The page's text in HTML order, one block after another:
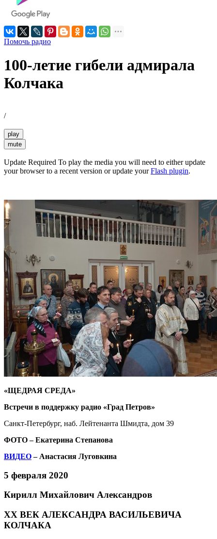
Помочь радио
100-летие гибели адмирала
Колчака
/
play
mute
Update Required To play the media you will need to either update
your browser to a recent version or update yourFlash plugin.
«ЩЕДРАЯ СРЕДА»
Встречи в поддержку радио «Град Петров»
Санкт-Петербург, наб. Лейтенанта Шмидта, дом 39
ФОТО – Екатерина Степанова
ВИДЕО– Анастасия Луговкина
5 февраля 2020
Кирилл Михайлович Александров
ХХ ВЕК АЛЕКСАНДРА ВАСИЛЬЕВИЧА
КОЛЧАКА